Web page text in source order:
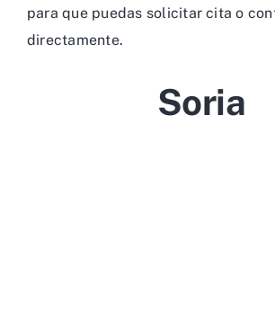
para que puedas solicitar cita o
directamente.
Soria